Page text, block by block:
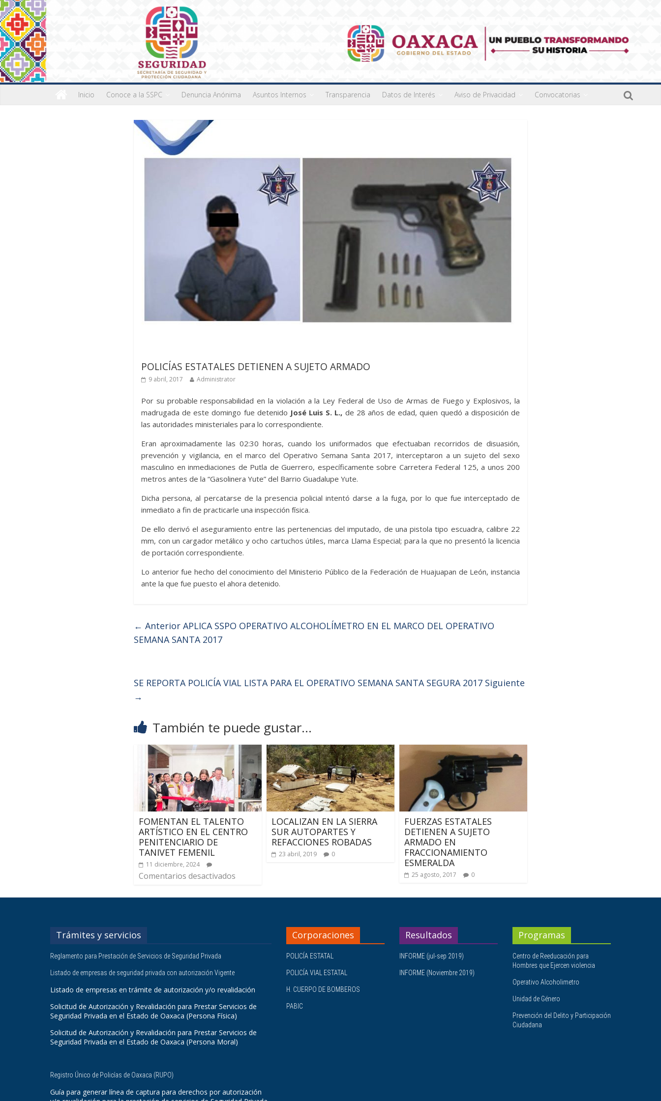
Inicio Conoce a la SSPC Denuncia Anónima Asuntos Internos Transparencia Datos de Interés Aviso de Privacidad Convocatorias
POLICÍAS ESTATALES DETIENEN A SUJETO ARMADO
9 abril, 2017 Administrator
Por su probable responsabilidad en la violación a la Ley Federal de Uso de Armas de Fuego y Explosivos, la
madrugada de este domingo fue detenido José Luis S. L., de 28 años de edad, quien quedó a disposición de
las autoridades ministeriales para lo correspondiente.
Eran aproximadamente las 02:30 horas, cuando los uniformados que efectuaban recorridos de disuasión,
prevención y vigilancia, en el marco del Operativo Semana Santa 2017, interceptaron a un sujeto del sexo
masculino en inmediaciones de Putla de Guerrero, específicamente sobre Carretera Federal 125, a unos 200
metros antes de la “Gasolinera Yute” del Barrio Guadalupe Yute.
Dicha persona, al percatarse de la presencia policial intentó darse a la fuga, por lo que fue interceptado de
inmediato a fin de practicarle una inspección física.
De ello derivó el aseguramiento entre las pertenencias del imputado, de una pistola tipo escuadra, calibre 22
mm, con un cargador metálico y ocho cartuchos útiles, marca Llama Especial; para la que no presentó la licencia
de portación correspondiente.
Lo anterior fue hecho del conocimiento del Ministerio Público de la Federación de Huajuapan de León, instancia
ante la que fue puesto el ahora detenido.
← Anterior APLICA SSPO OPERATIVO ALCOHOLÍMETRO EN EL MARCO DEL OPERATIVO
SEMANA SANTA 2017
SE REPORTA POLICÍA VIAL LISTA PARA EL OPERATIVO SEMANA SANTA SEGURA 2017 Siguiente
→
También te puede gustar...
FOMENTAN EL TALENTO
ARTÍSTICO EN EL CENTRO
PENITENCIARIO DE
TANIVET FEMENIL
11 diciembre, 2024
Comentarios desactivados
LOCALIZAN EN LA SIERRA
SUR AUTOPARTES Y
REFACCIONES ROBADAS
23 abril, 2019 0
FUERZAS ESTATALES
DETIENEN A SUJETO
ARMADO EN
FRACCIONAMIENTO
ESMERALDA
25 agosto, 2017 0
Trámites y servicios
Reglamento para Prestación de Servicios de Seguridad Privada
Listado de empresas de seguridad privada con autorización Vigente
Listado de empresas en trámite de autorización y/o revalidación
Solicitud de Autorización y Revalidación para Prestar Servicios de
Seguridad Privada en el Estado de Oaxaca (Persona Física)
Solicitud de Autorización y Revalidación para Prestar Servicios de
Seguridad Privada en el Estado de Oaxaca (Persona Moral)
Registro Único de Policías de Oaxaca (RUPO)
Guía para generar línea de captura para derechos por autorización
Corporaciones
POLICÍA ESTATAL
POLICÍA VIAL ESTATAL
H. CUERPO DE BOMBEROS
PABIC
Resultados
INFORME (jul-sep 2019)
INFORME (Noviembre 2019)
Programas
Centro de Reeducación para
Hombres que Ejercen violencia
Operativo Alcoholimetro
Unidad de Género
Prevención del Delito y Participación
Ciudadana